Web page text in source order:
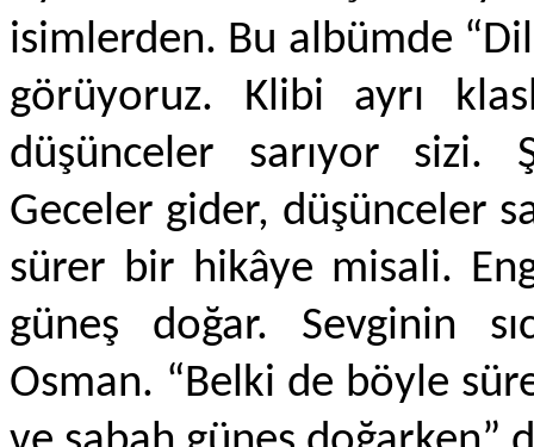
isimlerden. Bu albümde
görüyoruz. Klibi ayrı
düşünceler sarıyor sizi.
Geceler gider, düşünceler
sürer bir hikâye misali.
güneş doğar. Sevginin
Osman. “Belki de böyle